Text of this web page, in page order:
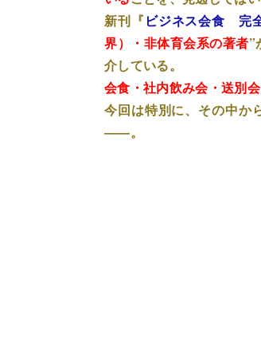
新刊『 ビジネス会食 完
界）・非体育会系の著者”
介している。
会食・社内飲み会・送別
今回は特別に、その中か
――。